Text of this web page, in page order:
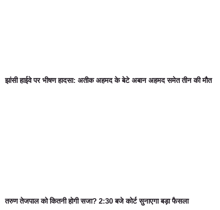
झांसी हाईवे पर भीषण हादसा: अतीक अहमद के बेटे अबान अहमद समेत तीन की मौत
तरुण तेजपाल को कितनी होगी सजा? 2:30 बजे कोर्ट सुनाएगा बड़ा फैसला